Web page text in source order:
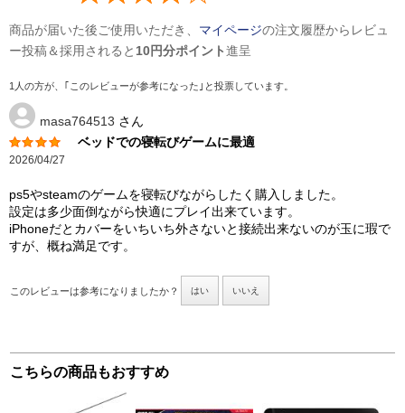
商品が届いた後ご使用いただき、 マイページの注文履歴からレビュ
ー投稿＆採用されると 10円分ポイント進呈
1人の方が、｢このレビューが参考になった｣と投票しています。
masa764513 さん
ベッドでの寝転びゲームに最適
2026/04/27
ps5やsteamのゲームを寝転びながらしたく購入しました。
設定は多少面倒ながら快適にプレイ出来ています。
iPhoneだとカバーをいちいち外さないと接続出来ないのが玉に瑕で
すが、概ね満足です。
このレビューは参考になりましたか？ はい いいえ
こちらの商品もおすすめ